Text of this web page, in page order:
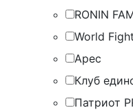
RONIN
World
Арес
Клуб
Патриот